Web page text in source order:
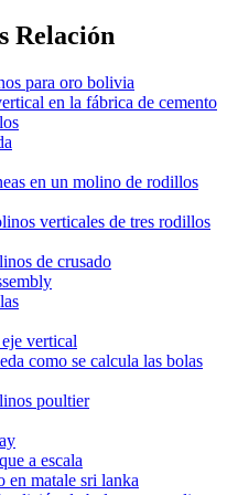
Relación
para oro bolivia
en la fábrica de cemento
en un molino de rodillos
verticales de tres rodillos
de crusado
vertical
como se calcula las bolas
poultier
a escala
en matale sri lanka